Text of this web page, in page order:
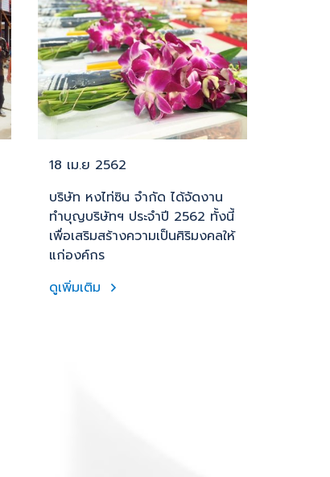
18 เม.ย 2562
บริษัท หงไท่ซิน จำกัด ได้จัดงาน
ทำบุญบริษัทฯ ประจำปี 2562 ทั้งนี้
เพื่อเสริมสร้างความเป็นศิริมงคลให้
แก่องค์กร
ดูเพิ่มเติม